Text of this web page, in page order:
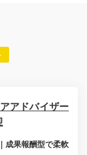
アドバイザー
成果報酬型で柔軟